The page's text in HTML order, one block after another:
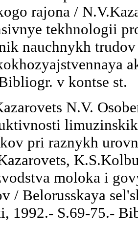
rajona /
tekhnologii
nauchnykh
v kontse st.
N.V.
pri raznykh
moloka i
/ Belorusskaya
1992.- S.69-75.-